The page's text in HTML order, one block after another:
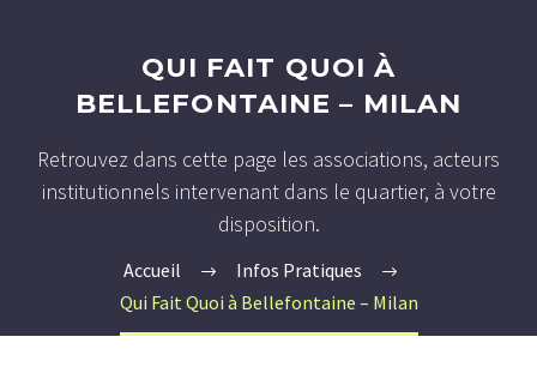
QUI FAIT QUOI À
BELLEFONTAINE – MILAN
Retrouvez dans cette page les associations, acteurs
institutionnels intervenant dans le quartier, à votre
disposition.
Accueil
Infos Pratiques
Qui Fait Quoi à Bellefontaine – Milan